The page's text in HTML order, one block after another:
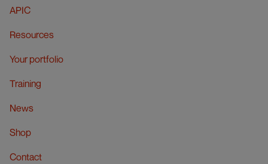
APIC
Resources
Your portfolio
Training
News
Shop
Contact